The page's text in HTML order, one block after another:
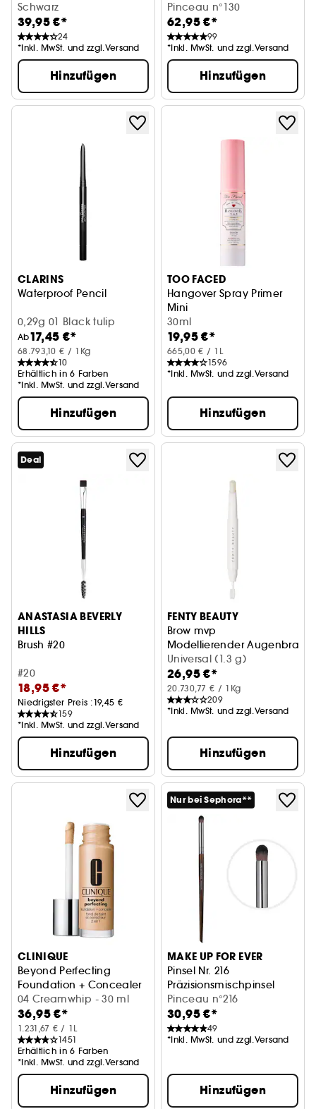
Schwarz
39,95 €*
24
*Inkl. MwSt. und zzgl.Versand
Hinzufügen
Pinceau n°130
62,95 €*
99
*Inkl. MwSt. und zzgl.Versand
Hinzufügen
CLARINS
Waterproof Pencil
0,29g 01 Black tulip
Ab17,45 €*
68.793,10 € / 1Kg
10
Erhältlich in 6 Farben
*Inkl. MwSt. und zzgl.Versand
Hinzufügen
TOO FACED
Hangover Spray Primer
Mini
30ml
19,95 €*
665,00 € / 1L
1596
*Inkl. MwSt. und zzgl.Versand
Hinzufügen
Deal
ANASTASIA BEVERLY
HILLS
Brush #20
#20
18,95 €*
Niedrigster Preis :19,45 €
159
*Inkl. MwSt. und zzgl.Versand
Hinzufügen
FENTY BEAUTY
Brow mvp
Modellierender
Universal (1.3 g)
26,95 €*
20.730,77 € / 1Kg
209
*Inkl. MwSt. und zzgl.Versand
Hinzufügen
CLINIQUE
Beyond Perfecting
Foundation + Concealer
04 Creamwhip - 30 ml
36,95 €*
1.231,67 € / 1L
1451
Erhältlich in 6 Farben
*Inkl. MwSt. und zzgl.Versand
Hinzufügen
Nur bei Sephora**
MAKE UP FOR EVER
Pinsel Nr. 216
Präzisionsmischpinsel
Pinceau n°216
30,95 €*
49
*Inkl. MwSt. und zzgl.Versand
Hinzufügen